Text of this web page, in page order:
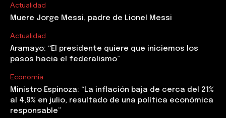
Actualidad
Muere Jorge Messi, padre de Lionel Messi
Actualidad
Aramayo: “El presidente quiere que iniciemos los
pasos hacia el federalismo”
Economía
Ministro Espinoza: “La inflación baja de cerca del 21%
al 4,9% en julio, resultado de una política económica
responsable”